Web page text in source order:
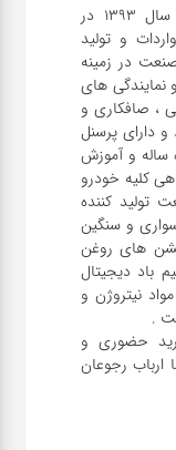
شرکت تجهیزات تعمیرگاهی آریا صنعت از سال ۱۳۹۳ در
و تولید
در زمینه
های
، صافکاری و
دارای پرسنل
و آموزش
کلیه خودرو
کننده
سواری و ‌سنگین
های روغن
باد دیجیتال
نیتروژن و
حضوری و
ارباب رجوعان